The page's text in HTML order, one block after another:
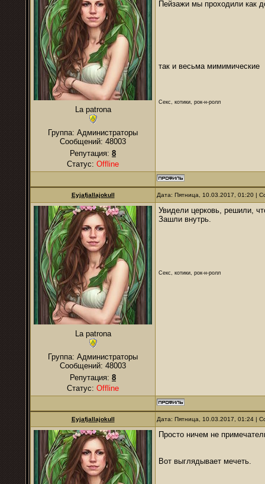
La patrona
Группа: Администраторы
Сообщений: 48003
Репутация: 8
Статус: Offline
Пейзажи мы проходили как
так и весьма мимимические
Секс, котики, рок-н-ролл
Eyjafjallajokull Дата: Пятница, 10.03.2017, 01:20 |
La patrona
Группа: Администраторы
Сообщений: 48003
Репутация: 8
Статус: Offline
Увидели церковь, решили,
Зашли внутрь.
Секс, котики, рок-н-ролл
Eyjafjallajokull Дата: Пятница, 10.03.2017, 01:24 |
Просто ничем не
Вот выглядывает мечеть.